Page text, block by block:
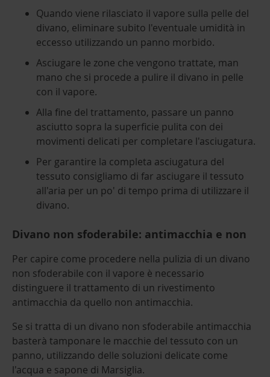
Quando viene rilasciato il vapore sulla pelle del
divano, eliminare subito l'eventuale umidità in
eccesso utilizzando un panno morbido.
Asciugare le zone che vengono trattate, man
mano che si procede a pulire il divano in pelle
con il vapore.
Alla fine del trattamento, passare un panno
asciutto sopra la superficie pulita con dei
movimenti delicati per completare l'asciugatura.
Per garantire la completa asciugatura del
tessuto consigliamo di far asciugare il tessuto
all'aria per un po' di tempo prima di utilizzare il
divano.
Divano non sfoderabile: antimacchia e non
Per capire come procedere nella pulizia di un divano
non sfoderabile con il vapore è necessario
distinguere il trattamento di un rivestimento
antimacchia da quello non antimacchia.
Se si tratta di un divano non sfoderabile antimacchia
basterà tamponare le macchie del tessuto con un
panno, utilizzando delle soluzioni delicate come
l'acqua e sapone di Marsiglia.